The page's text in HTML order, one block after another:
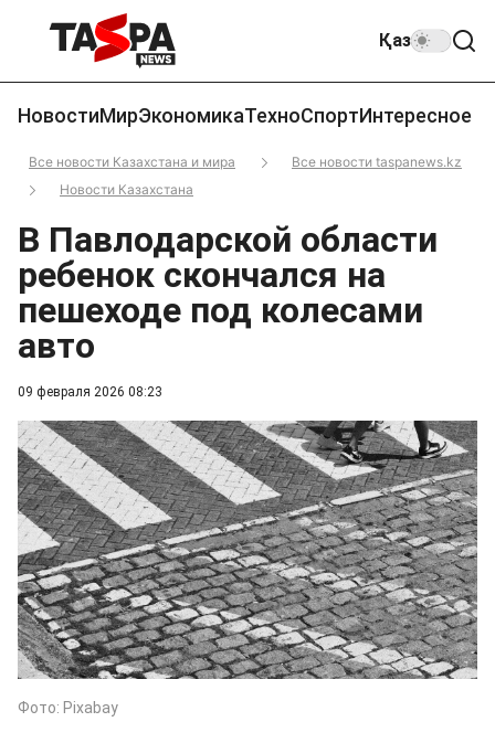
Қаз
НовостиМирЭкономикаТехноСпортИнтересное
Все новости Казахстана и мира
Все новости taspanews.kz
Новости Казахстана
09 февраля 2026 08:23
В Павлодарской области
ребенок скончался на
пешеходе под колесами
авто
Фото: Pixabay